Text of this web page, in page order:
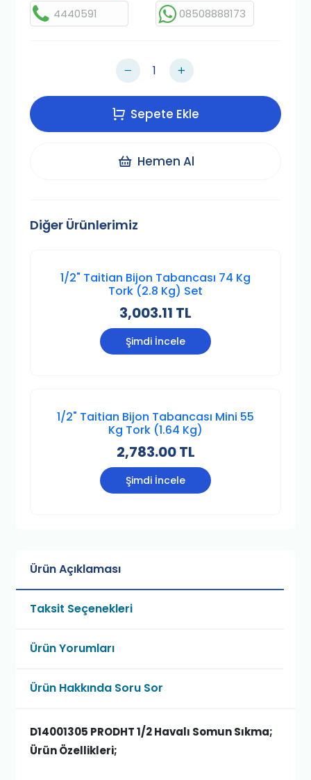
4440591 08508888173
Sepete Ekle
Hemen Al
Diğer Ürünlerimiz
1/2" Taitian Bijon Tabancası 74 Kg
Tork (2.8 Kg) Set
3,003.11 TL
Şimdi İncele
1/2" Taitian Bijon Tabancası Mini 55
Kg Tork (1.64 Kg)
2,783.00 TL
Şimdi İncele
Ürün Açıklaması
Taksit Seçenekleri
Ürün Yorumları
Ürün Hakkında Soru Sor
D14001305 PRODHT 1/2 Havalı Somun Sıkma;
Ürün Özellikleri;